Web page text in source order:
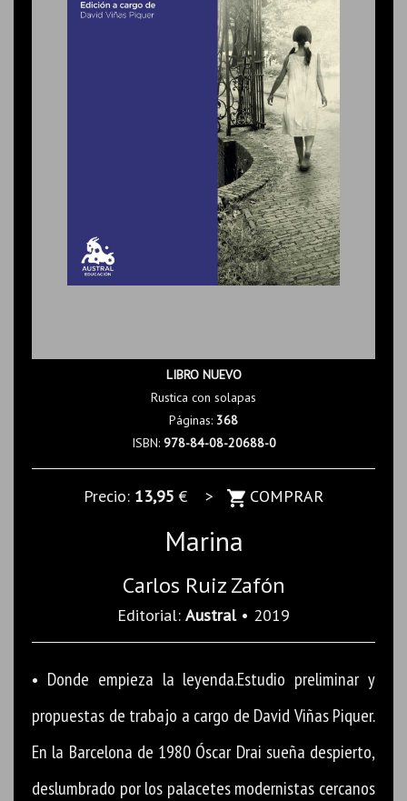
LIBRO NUEVO
Rustica con solapas
Páginas: 368
ISBN: 978-84-08-20688-0
Precio: 13,95 € > COMPRAR
Marina
Carlos Ruiz Zafón
Editorial: Austral• 2019
• Donde empieza la leyenda.Estudio preliminar y
propuestas de trabajo a cargo de David Viñas Piquer.
En la Barcelona de 1980 Óscar Drai sueña despierto,
deslumbrado por los palacetes modernistas cercanos